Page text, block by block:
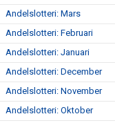
Andelslotteri: Mars
Andelslotteri: Februari
Andelslotteri: Januari
Andelslotteri: December
Andelslotteri: November
Andelslotteri: Oktober